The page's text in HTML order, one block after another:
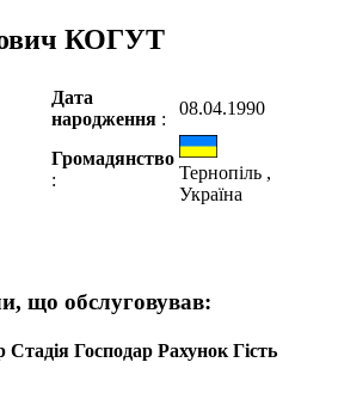
КОГУТ
Дата
народження :
08.04.1990
Громадянство
:
Тернопіль ,
Україна
що обслуговував:
Стадія Господар Рахунок Гість